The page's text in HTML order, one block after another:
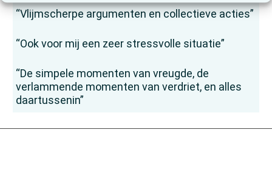
“Vlijmscherpe argumenten en collectieve acties”
“Ook voor mij een zeer stressvolle situatie”
“De simpele momenten van vreugde, de
verlammende momenten van verdriet, en alles
daartussenin”